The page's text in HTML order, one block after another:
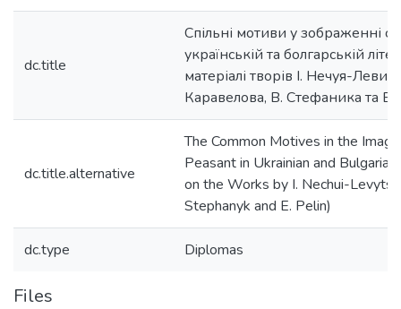
dc.title
Спільні мотиви у зображенні
українській та болгарській
матеріалі творів І. Нечуя-
Каравелова, В. Стефаника та Е.
dc.title.alternative
The Common Motives in the
Peasant in Ukrainian and
on the Works by I. Nechui-
Stephanyk and E. Pelin)
dc.type Diplomas
Files